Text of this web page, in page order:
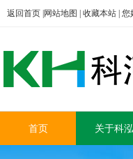
返回首页 网站地图 收藏本站 |
首页 关于科泓